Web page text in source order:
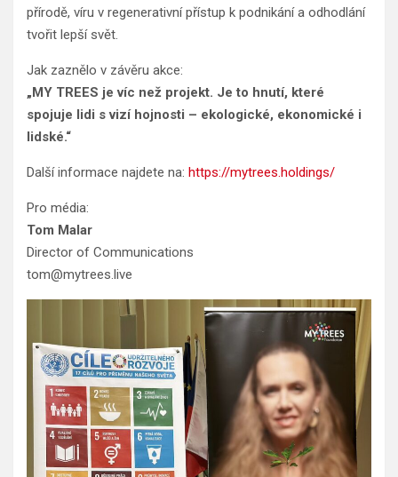
přírodě, víru v regenerativní přístup k podnikání a odhodlání
tvořit lepší svět.
Jak zaznělo v závěru akce:
„MY TREES je víc než projekt. Je to hnutí, které
spojuje lidi s vizí hojnosti – ekologické, ekonomické i
lidské.“
Další informace najdete na: https://mytrees.holdings/
Pro média:
Tom Malar
Director of Communications
tom@mytrees.live